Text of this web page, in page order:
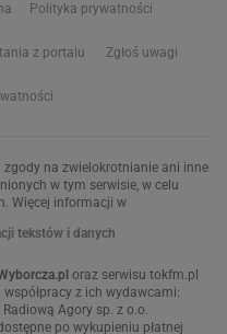
Polityka prywatności
z portalu Zgłoś uwagi
zgody na zwielokrotnianie ani inne
w tym serwisie, w celu
Więcej informacji w
tekstów i danych
oraz serwisu tokfm.pl
z ich wydawcami:
Agory sp. z o.o.
po wykupieniu płatnej